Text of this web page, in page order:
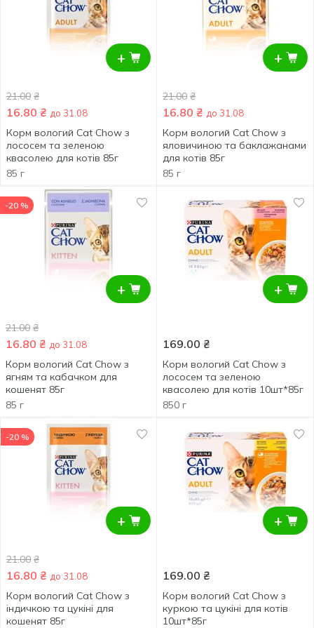
+
21.00 ₴
16.80 ₴ до 31.08
Корм вологий Cat Chow з
лососем та зеленою
квасолею для котів 85г
85 г
+
21.00 ₴
16.80 ₴ до 31.08
Корм вологий Cat Chow з
яловичиною та баклажанами
для котів 85г
85 г
+
-20 %
21.00 ₴
16.80 ₴ до 31.08
Корм вологий Cat Chow з
ягням та кабачком для
кошенят 85г
85 г
+
169.00 ₴
Корм вологий Cat Chow з
лососем та зеленою
квасолею для котів 10шт*85г
850 г
+
-20 %
21.00 ₴
16.80 ₴ до 31.08
Корм вологий Cat Chow з
індичкою та цукіні для
кошенят 85г
+
169.00 ₴
Корм вологий Cat Chow з
куркою та цукіні для котів
10шт*85г